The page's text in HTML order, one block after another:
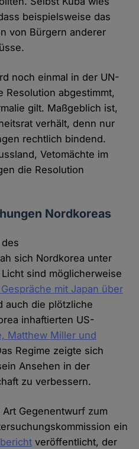
beispielsweise das
von Bürgern anderer
noch einmal in der UN-
Resolution abgestimmt,
gilt. Maßgeblich ist,
verhält, denn nur
rechtlich bindend.
Vetomächte im
die Resolution
Nordkoreas
sich Nordkorea unter
sind möglicherweise
mit Japan über
auch die plötzliche
inhaftierten US-
Matthew Miller und
Regime zeigte sich
Ansehen in der
zu verbessern.
Gegenentwurf zum
ein
veröffentlicht, der